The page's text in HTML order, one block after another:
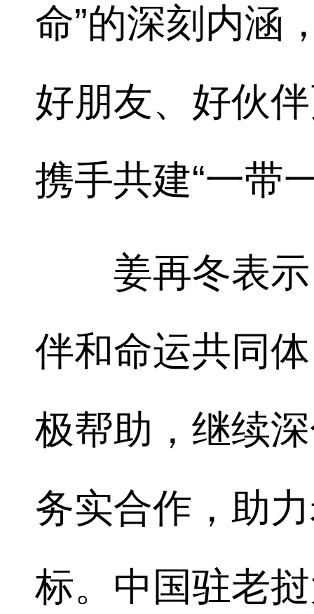
命”的深刻内涵
好朋友、好伙
携手共建“一带
姜再冬表示
伴和命运共同
极帮助，继续
务实合作，助
标。中国驻老